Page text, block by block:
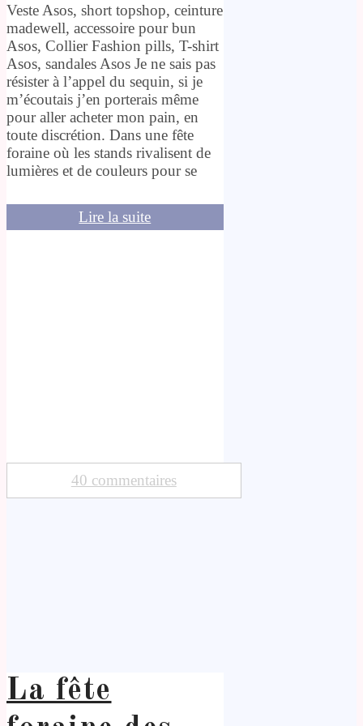
Veste Asos, short topshop, ceinture
madewell, accessoire pour bun
Asos, Collier Fashion pills, T-shirt
Asos, sandales Asos Je ne sais pas
résister à l’appel du sequin, si je
m’écoutais j’en porterais même
pour aller acheter mon pain, en
toute discrétion. Dans une fête
foraine où les stands rivalisent de
lumières et de couleurs pour se
Lire la suite
40 commentaires
La fête